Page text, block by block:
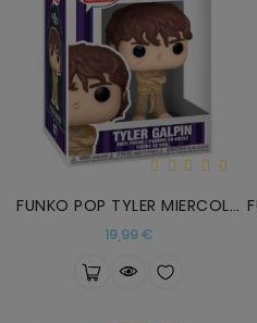
FUNKO POP TYLER MIERCOLES
19,99 €Precio